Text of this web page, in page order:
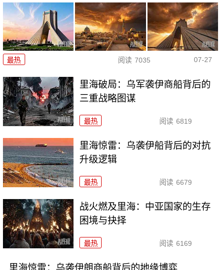
最热 阅读 7035 07-27
里海破局：乌军袭伊商船背后的
三重战略图谋
最热 阅读 6819
里海惊雷：乌袭伊船背后的对抗
升级逻辑
最热 阅读 6679
战火燃及里海：中亚国家的生存
困境与抉择
最热 阅读 6169
里海惊雷：乌袭伊朗商船背后的地缘博弈